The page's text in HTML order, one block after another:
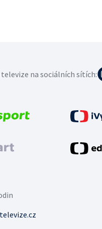
televize na sociálních sítích: